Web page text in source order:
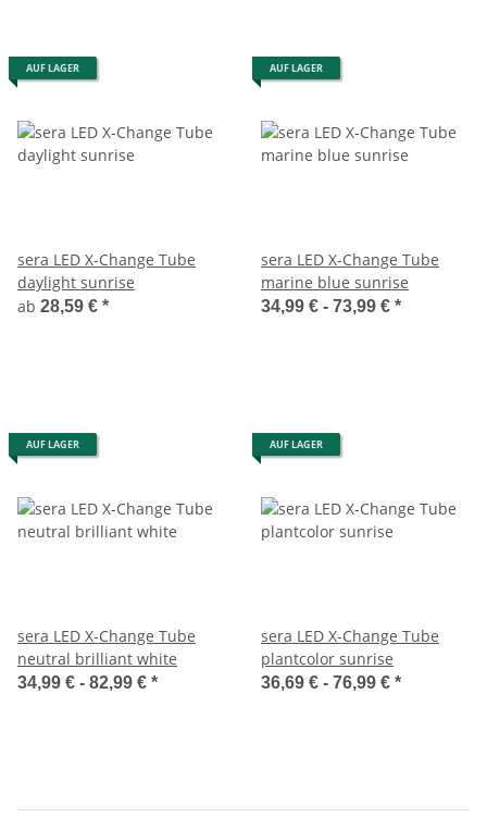
AUF LAGER
sera LED X-Change Tube
daylight sunrise
ab 28,59 € *
AUF LAGER
sera LED X-Change Tube
marine blue sunrise
34,99 € - 73,99 € *
AUF LAGER
sera LED X-Change Tube
neutral brilliant white
34,99 € - 82,99 € *
AUF LAGER
sera LED X-Change Tube
plantcolor sunrise
36,69 € - 76,99 € *